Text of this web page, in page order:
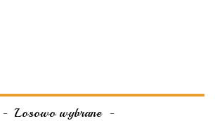
Losowo wybrane